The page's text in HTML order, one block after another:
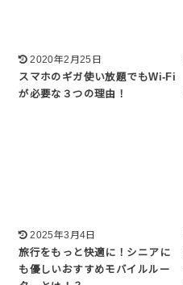
2020年2月25日
スマホのギガ使い放題でもWi-Fi
が必要な３つの理由！
2025年3月4日
旅行をもっと快適に！シニアに
も優しいおすすめモバイルルー